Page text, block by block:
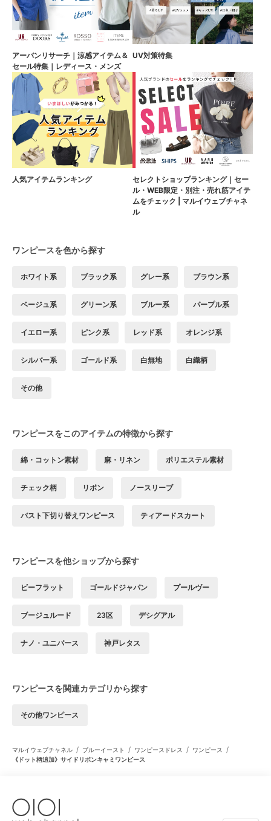
アーバンリサーチ｜涼感アイテム＆
セール特集｜レディース・メンズ
UV対策特集
人気アイテムランキング
セレクトショップランキング｜セー
ル・WEB限定・別注・売れ筋アイテ
ムをチェック | マルイウェブチャネ
ル
ワンピースを色から探す
ホワイト系 ブラック系 グレー系 ブラウン系
ベージュ系 グリーン系 ブルー系 パープル系
イエロー系 ピンク系 レッド系 オレンジ系
シルバー系 ゴールド系 白無地 白織柄
その他
ワンピースをこのアイテムの特徴から探す
綿・コットン素材 麻・リネン ポリエステル素材
チェック柄 リボン ノースリーブ
バスト下切り替えワンピース ティアードスカート
ワンピースを他ショップから探す
ビーフラット ゴールドジャパン プールヴー
ブージュルード 23区 デシグアル
ナノ・ユニバース 神戸レタス
ワンピースを関連カテゴリから探す
その他ワンピース
マルイウェブチャネル / ブルーイースト / ワンピースドレス / ワンピース /
《ドット柄追加》サイドリボンキャミワンピース